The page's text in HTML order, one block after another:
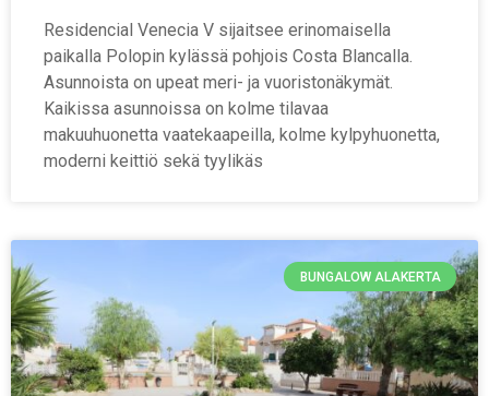
Residencial Venecia V sijaitsee erinomaisella
paikalla Polopin kylässä pohjois Costa Blancalla.
Asunnoista on upeat meri- ja vuoristonäkymät.
Kaikissa asunnoissa on kolme tilavaa
makuuhuonetta vaatekaapeilla, kolme kylpyhuonetta,
moderni keittiö sekä tyylikäs
BUNGALOW ALAKERTA